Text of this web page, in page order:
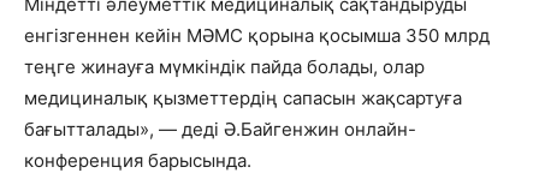
енгізгеннен кейін МӘМС қорына қосымша 350 млрд
теңге жинауға мүмкіндік пайда болады, олар
медициналық қызметтердің сапасын жақсартуға
бағытталады», — деді Ә.Байгенжин онлайн-
конференция барысында.